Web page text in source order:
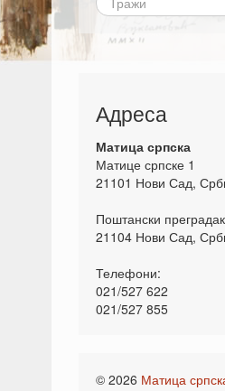
Адреса
Матица српска
Матице српске 1
21101 Нови Сад,
Поштански
21104 Нови Сад,
Телефони:
021/527 622
021/527 855
© 2026 Матица